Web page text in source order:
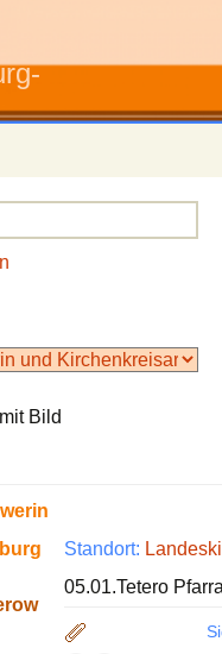
Bild
Standort:
05.01.Tetero